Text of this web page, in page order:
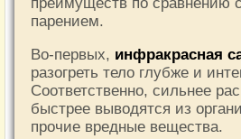
парением.
Во-первых, инфракрасная
разогреть тело глубже и
Соответственно, сильнее
быстрее выводятся из
прочие вредные вещества.